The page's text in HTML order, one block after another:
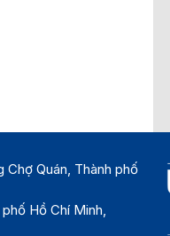
Chợ Quán, Thành phố
Hồ Chí Minh,